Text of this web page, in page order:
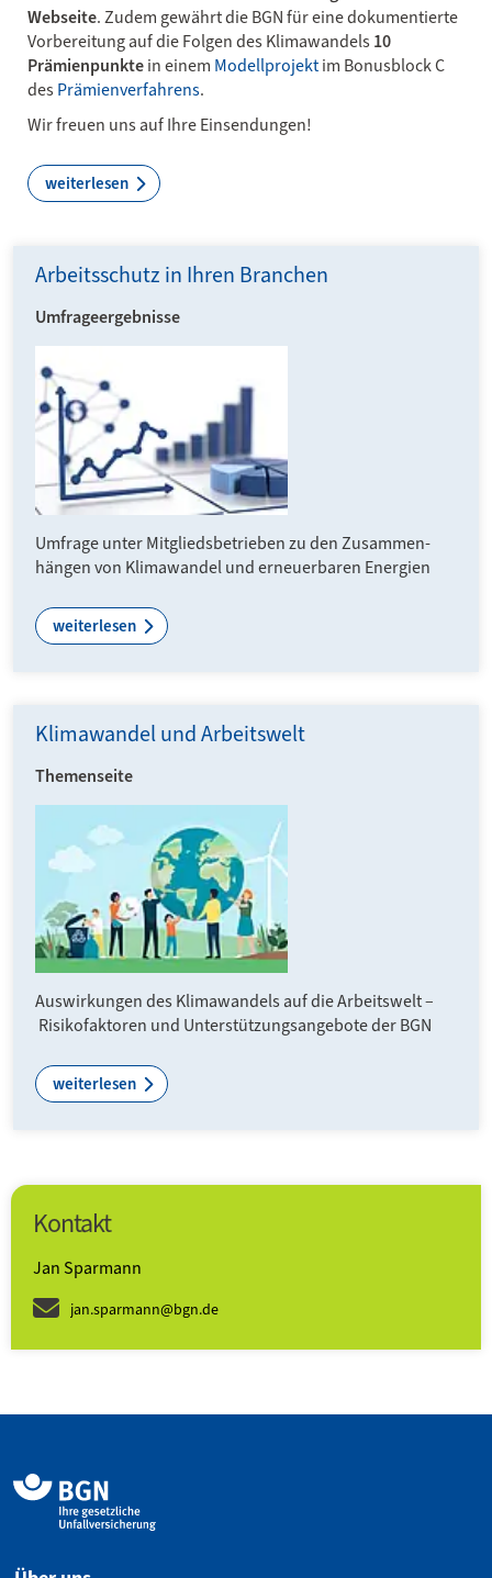
Webseite. Zudem gewährt die BGN für eine dokumentierte
Vorbereitung auf die Folgen des Klimawandels 10
Prämienpunktein einem Modellprojektim Bonusblock C
des Prämienverfahrens.
Wir freuen uns auf Ihre Einsendungen!
weiterlesen
Arbeitsschutz in Ihren Branchen
Umfrageergebnisse
Umfrage unter Mitglieds­betrieben zu den Zusammen­
hängen von Klima­wandel und erneuer­baren Energien
weiterlesen
Klimawandel und Arbeitswelt
Themenseite
Auswirkungen des Klima­wandels auf die Arbeits­welt –
Risiko­fakto­ren und Unter­stützungs­ange­bote der BGN
weiterlesen
Kontakt
Jan Sparmann
jan.sparmann@bgn.de